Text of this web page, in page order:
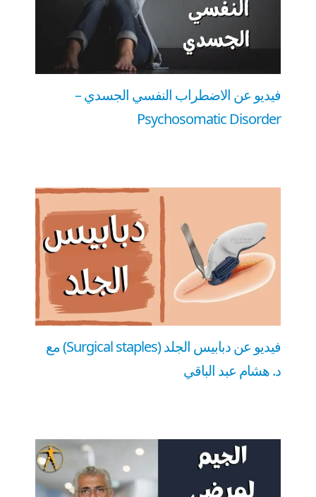
فيديو عن الاضطراب النفسي الجسدي –
Psychosomatic Disorder
فيديو عن دبابيس الجلد (Surgical staples) مع
د. هشام عبد الباقي